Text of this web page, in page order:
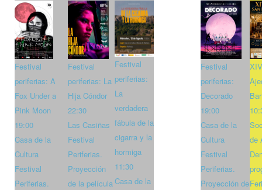
Festival
periferias: A
Fox Under a
Pink Moon
19:00
Casa de la
Cultura
Festival
Periferias.
Festival
periferias: La
Hija Cóndor
22:30
Las Casiñas
Festival
Periferias.
Proyección
de la película
Festival
periferias:
La
verdadera
fábula de la
cigarra y la
hormiga
11:30
Casa de la
Festival
periferias:
Decorado
19:00
Casa de la
Cultura
Festival
Periferias.
Proyección de
de